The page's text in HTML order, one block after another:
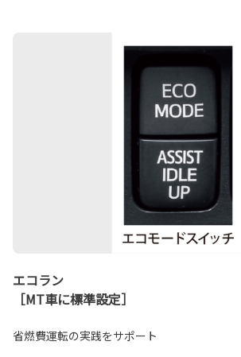
エコラン
［MT車に標準設定］
省燃費運転の実践をサポート